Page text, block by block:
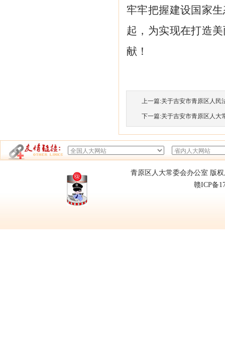
牢牢把握建设国家
起，为实现在打造
献！
上一篇:关于吉安市青原区人民
下一篇:关于吉安市青原区人大
青原区人大常委会办公室 版
赣ICP备